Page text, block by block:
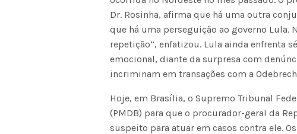
Dr. Rosinha, afirma que há uma outra
que há uma perseguição ao governo Lula.
repetição”, enfatizou. Lula ainda enfrenta
emocional, diante da surpresa com
incriminam em transações com a
Hoje, em Brasília, o Supremo Tribunal
(PMDB) para que o procurador-geral da
suspeito para atuar em casos contra ele.